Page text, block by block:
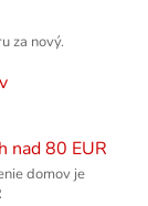
za nový.
nad 80 EUR
domov je